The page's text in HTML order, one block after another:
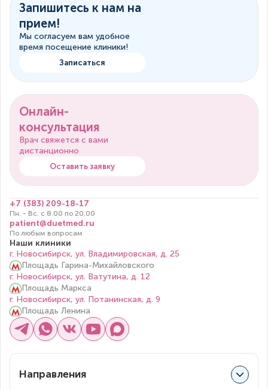
Запишитесь к нам на
прием!
Мы согласуем вам удобное
время посещение клиники!
Записаться
Онлайн-
консультация
Врач свяжется с вами
дистанционно
Оставить заявку
+7 (383) 209-18-17
Пн. - Вс. с 8.00 по 20.00
patient@duetmed.ru
По любым вопросам
Наши клиники
г. Новосибирск, ул. Владимировская, д. 25
Площадь Гарина-Михайловского
г. Новосибирск, ул. Ватутина, д. 12
Площадь Маркса
г. Новосибирск, ул. Потанинская, д. 9
Площадь Ленина
Направления